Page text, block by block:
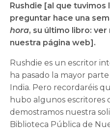
Rushdie [al que
preguntar hace una
hora, su último libro:
nuestra página web].
Rushdie es un escritor
ha pasado la mayor
India. Pero recordaréis
hubo algunos escritores
demostramos nuestra
Biblioteca Pública de